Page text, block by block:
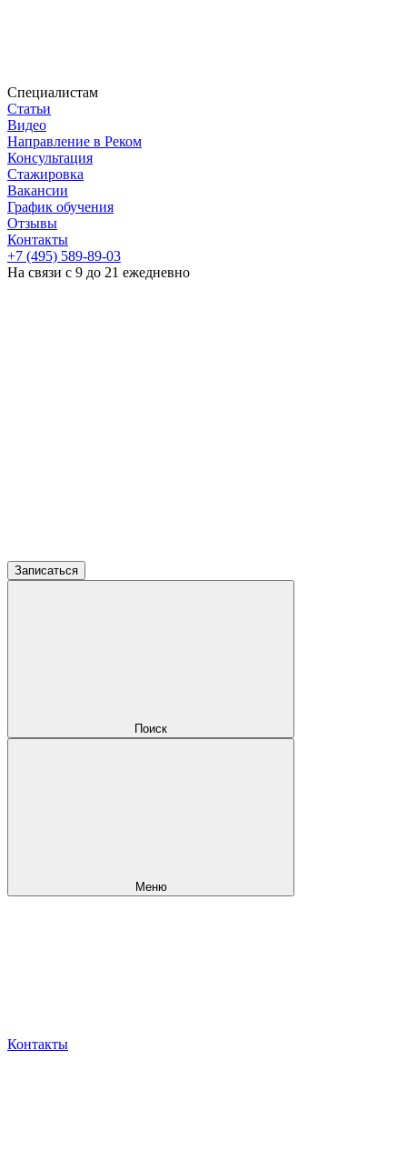
Специалистам
Статьи
Видео
Направление в Реком
Консультация
Стажировка
Вакансии
График обучения
Отзывы
Контакты
+7 (495) 589-89-03
На связи с 9 до 21 ежедневно
Записаться
Поиск
Меню
Контакты